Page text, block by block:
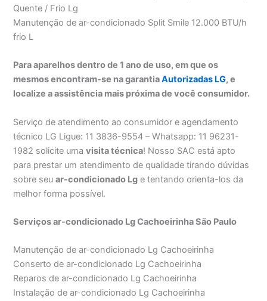
Quente / Frio Lg
Manutenção de ar-condicionado Split Smile 12.000 BTU/h
frio L
Para aparelhos dentro de 1 ano de uso, em que os
mesmos encontram-se na garantiaAutorizadas LG, e
localize a assistência mais próxima de você consumidor.
Serviço de atendimento ao consumidor e agendamento
técnico LG Ligue: 11 3836-9554 – Whatsapp: 11 96231-
1982 solicite umavisita técnica! Nosso SAC está apto
para prestar um atendimento de qualidade tirando dúvidas
sobre seuar-condicionado Lg e tentando orienta-los da
melhor forma possível.
Serviços ar-condicionado Lg Cachoeirinha São Paulo
Manutenção de ar-condicionado Lg Cachoeirinha
Conserto de ar-condicionado Lg Cachoeirinha
Reparos de ar-condicionado Lg Cachoeirinha
Instalação de ar-condicionado Lg Cachoeirinha